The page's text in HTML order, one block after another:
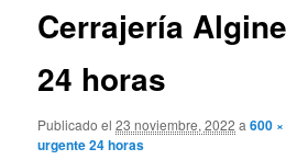
Cerrajería
24 horas
Publicado el 23 noviembre, 2022 a600
urgente 24 horas